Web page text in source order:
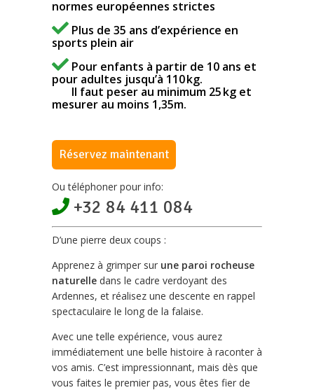
normes européennes strictes
Plus de 35 ans d’expérience en
sports plein air
Pour enfants à partir de 10 ans et
pour adultes jusqu’à 110 kg.
Il faut peser au minimum 25 kg et
mesurer au moins 1,35m.
Réservez maintenant
Ou téléphoner pour info:
+32 84 411 084
D’une pierre deux coups :
Apprenez à grimper sur une paroi rocheuse
naturelle dans le cadre verdoyant des
Ardennes, et réalisez une descente en rappel
spectaculaire le long de la falaise.
Avec une telle expérience, vous aurez
immédiatement une belle histoire à raconter à
vos amis. C’est impressionnant, mais dès que
vous faites le premier pas, vous êtes fier de